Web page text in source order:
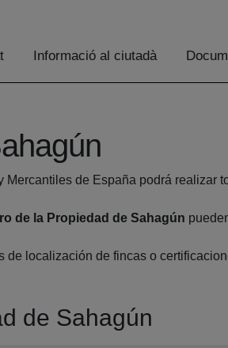
Informació al ciutadà
de España podrá realizar
de la Propiedad de Sahagún
de localización de fincas o
de Sahagún